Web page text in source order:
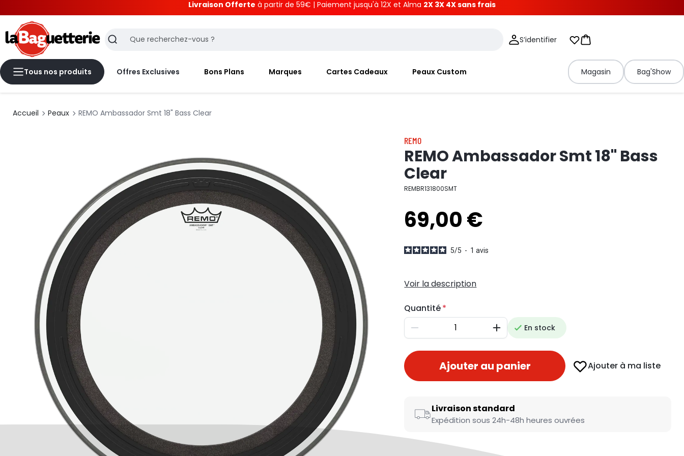
Livraison Offerte à partir de 59€ | Paiement jusqu'à 12X et Alma 2X 3X 4X sans frais
Recherche S’identifier Mes listes d'envies
Panier
Tous nos produits Offres Exclusives Bons Plans Marques Cartes Cadeaux Peaux Custom Magasin Bag'Show
Accueil Peaux REMO Ambassador Smt 18" Bass Clear
REMO
REMO Ambassador Smt 18" Bass
Clear
REMBR131800SMT
69,00 €
5/5 - 1avis
Voir la description
Quantité
Diminuer AugmenterEn stock
Ajouter au panier Ajouter à ma liste
Livraison standard
Expédition sous 24h-48h heures ouvrées